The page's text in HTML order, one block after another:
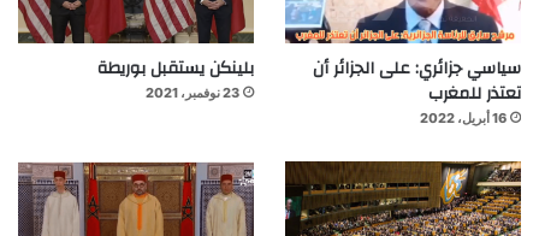
سياسي جزائري: على الجزائر أن
تعتذر للمغرب
16 أبريل، 2022
بلينكن يستقبل بوريطة
23 نوفمبر، 2021